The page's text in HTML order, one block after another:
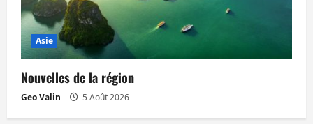
Asie
Nouvelles de la région
Geo Valin 5 Août 2026